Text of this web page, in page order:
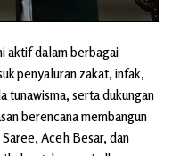
aktif dalam berbagai
penyaluran zakat, infak,
tunawisma, serta dukungan
berencana membangun
Aceh Besar, dan